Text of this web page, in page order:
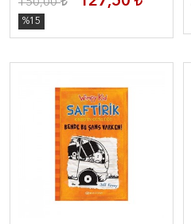
150,00
%15